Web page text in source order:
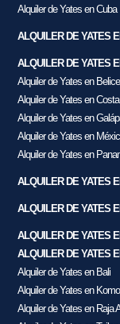
Alquiler de Yates en Cuba
ALQUILER DE YATES
ALQUILER DE YATES
Alquiler de Yates en Belice
Alquiler de Yates en
Alquiler de Yates en
Alquiler de Yates en
Alquiler de Yates en
ALQUILER DE YATES
ALQUILER DE YATES
ALQUILER DE YATES
ALQUILER DE YATES
Alquiler de Yates en Bali
Alquiler de Yates en
Alquiler de Yates en Raja